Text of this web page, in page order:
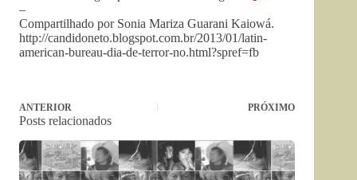
–
Compartilhado por Sonia Mariza Guarani Kaiowá.
http://candidoneto.blogspot.com.br/2013/01/latin-
american-bureau-dia-de-terror-no.html?spref=fb
ANTERIOR PRÓXIMO
Posts relacionados